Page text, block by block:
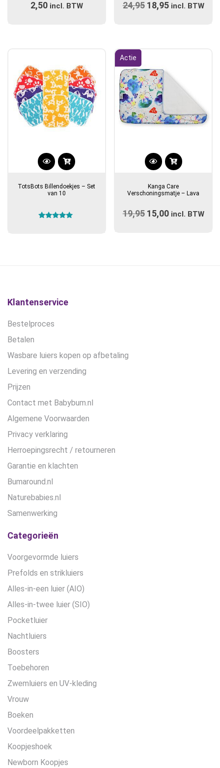
variaties.
worden
op
de
productpagina
2,50 incl. BTW 24,95 Oorspronkelijke
18,95Huidige
incl. BTW
TotsBots Billendoekjes – Set
van 10
Actie
Kanga Care
Verschoningsmatje – Lava
19,95 Oorspronkelijke
15,00Huidige
incl. BTW
Klantenservice
Bestelproces
Betalen
Wasbare luiers kopen op afbetaling
Levering en verzending
Prijzen
Contact met Babybum.nl
Algemene Voorwaarden
Privacy verklaring
Herroepingsrecht / retourneren
Garantie en klachten
Bumaround.nl
Naturebabies.nl
Samenwerking
Categorieën
Voorgevormde luiers
Prefolds en strikluiers
Alles-in-een luier (AIO)
Alles-in-twee luier (SIO)
Pocketluier
Nachtluiers
Boosters
Toebehoren
Zwemluiers en UV-kleding
Vrouw
Boeken
Voordeelpakketten
Koopjeshoek
Newborn Koopjes